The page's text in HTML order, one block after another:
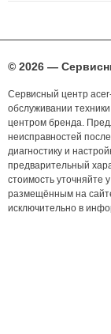
© 2026 —
Сервисный центр
обслуживании
центром бренда.
неисправностей
диагностику и
предварительный
стоимость
размещённым на
исключительно в